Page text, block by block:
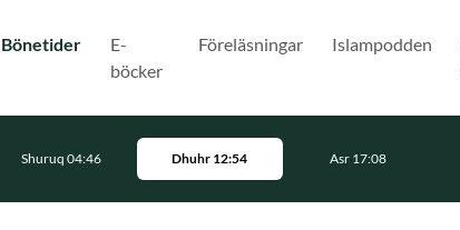
Bönetider(Nuvarande)
E-
böcker
Föreläsningar Islampodden
Shuruq 04:46 Dhuhr 12:54 Asr 17:08